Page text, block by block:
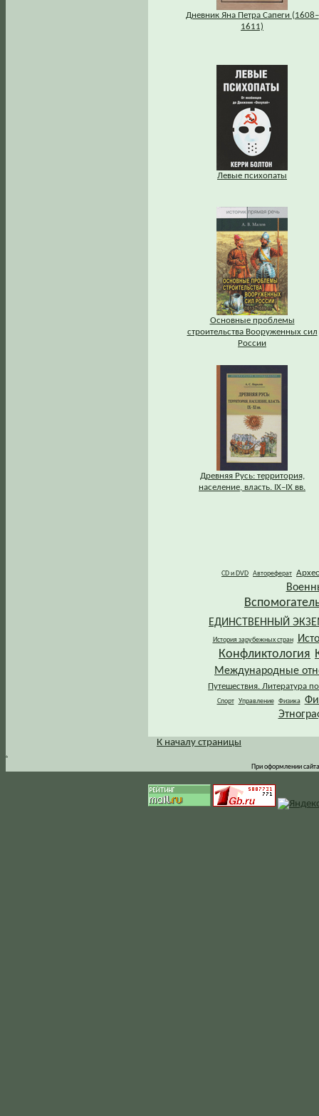
Дневник Яна Петра Сапеги (1608–
1611)
Левые психопаты
Основные проблемы
строительства Вооруженных сил
России
Древняя Русь: территория,
население, власть. IХ–IХ вв.
CD и DVD Автореферат
ЕДИНСТВЕННЫЙ
История зарубежных стран
Конфликтология
Международные
Путешествия. Литература
Спорт Управление Физика
.
К началу страницы
При оформлении